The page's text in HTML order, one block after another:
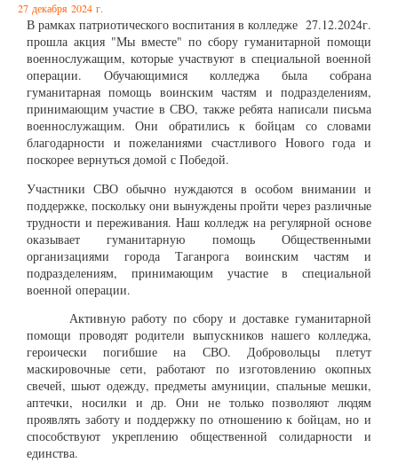
27 декабря 2024 г.
В рамках патриотического воспитания в колледже 27.12.2024г.
прошла акция "Мы вместе" по сбору гуманитарной помощи
военнослужащим, которые участвуют в специальной военной
операции. Обучающимися колледжа была собрана
гуманитарная помощь воинским частям и подразделениям,
принимающим участие в СВО, также ребята написали письма
военнослужащим. Они обратились к бойцам со словами
благодарности и пожеланиями счастливого Нового года и
поскорее вернуться домой с Победой.
Участники СВО обычно нуждаются в особом внимании и
поддержке, поскольку они вынуждены пройти через различные
трудности и переживания. Наш колледж на регулярной основе
оказывает гуманитарную помощь Общественными
организациями города Таганрога воинским частям и
подразделениям, принимающим участие в специальной
военной операции.
Активную работу по сбору и доставке гуманитарной
помощи проводят родители выпускников нашего колледжа,
героически погибшие на СВО. Добровольцы плетут
маскировочные сети, работают по изготовлению окопных
свечей, шьют одежду, предметы амуниции, спальные мешки,
аптечки, носилки и др. Они не только позволяют людям
проявлять заботу и поддержку по отношению к бойцам, но и
способствуют укреплению общественной солидарности и
единства.